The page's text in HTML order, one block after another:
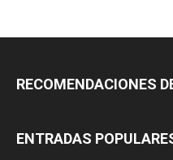
RECOMENDACIONES
ENTRADAS